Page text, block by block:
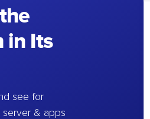
in Its
see for
server & apps